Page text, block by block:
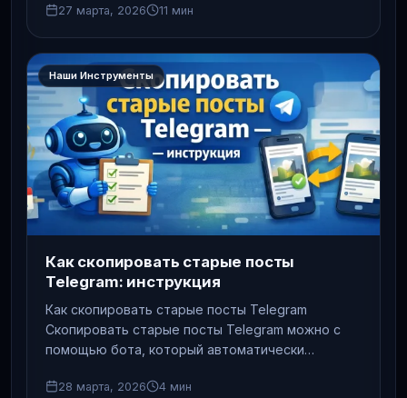
27 марта, 2026 11 мин
Наши Инструменты
Как скопировать старые посты
Telegram: инструкция
Как скопировать старые посты Telegram
Скопировать старые посты Telegram можно с
помощью бота, который автоматически
другой.…
28 марта, 2026 4 мин